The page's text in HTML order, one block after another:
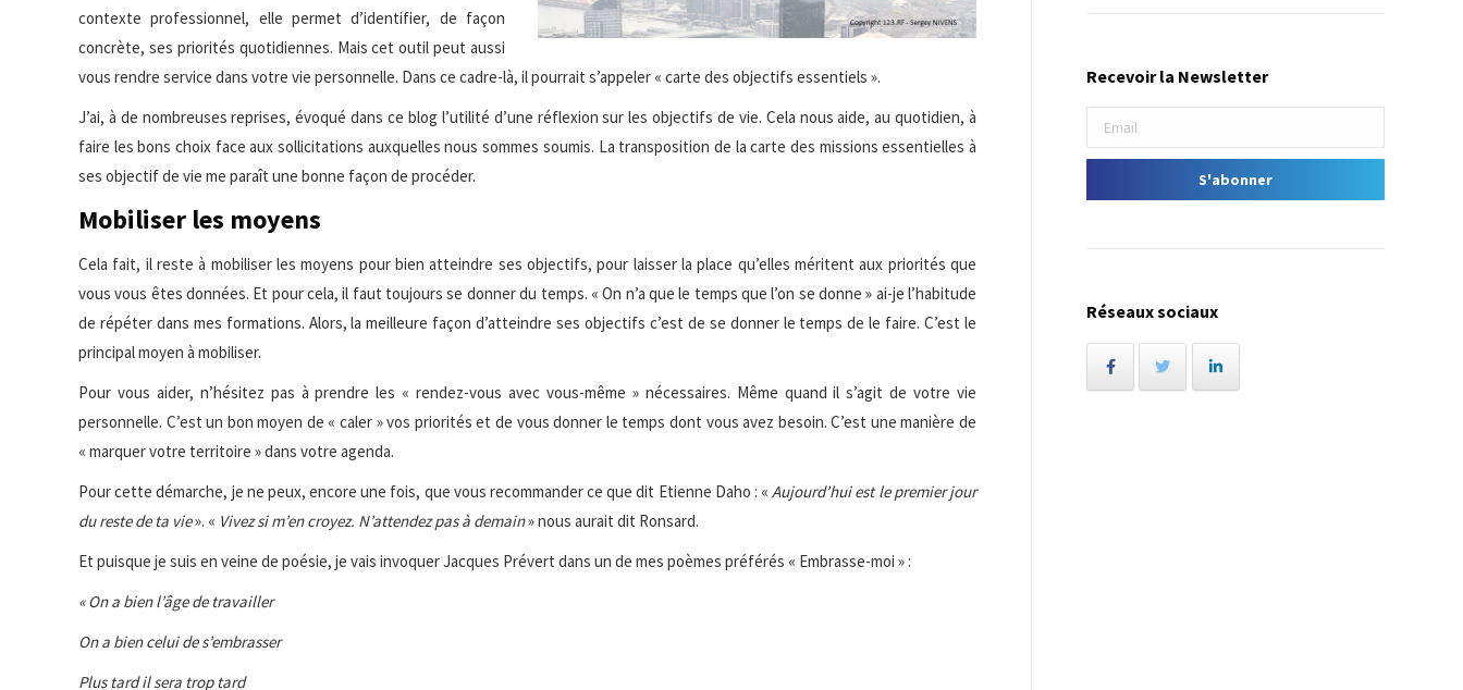
contexte professionnel, elle permet d’identifier, de façon
concrète, ses priorités quotidiennes. Mais cet outil peut aussi
vous rendre service dans votre vie personnelle. Dans ce cadre-là, il pourrait s’appeler « carte des objectifs essentiels ».
J’ai, à de nombreuses reprises, évoqué dans ce blog l’utilité d’une réflexion sur les objectifs de vie. Cela nous aide, au quotidien, à
faire les bons choix face aux sollicitations auxquelles nous sommes soumis. La transposition de la carte des missions essentielles à
ses objectif de vie me paraît une bonne façon de procéder.
Mobiliser les moyens
Cela fait, il reste à mobiliser les moyens pour bien atteindre ses objectifs, pour laisser la place qu’elles méritent aux priorités que
vous vous êtes données. Et pour cela, il faut toujours se donner du temps. « On n’a que le temps que l’on se donne » ai-je l’habitude
de répéter dans mes formations. Alors, la meilleure façon d’atteindre ses objectifs c’est de se donner le temps de le faire. C’est le
principal moyen à mobiliser.
Pour vous aider, n’hésitez pas à prendre les « rendez-vous avec vous-même » nécessaires. Même quand il s’agit de votre vie
personnelle. C’est un bon moyen de « caler » vos priorités et de vous donner le temps dont vous avez besoin. C’est une manière de
« marquer votre territoire » dans votre agenda.
Pour cette démarche, je ne peux, encore une fois, que vous recommander ce que dit Etienne Daho : «Aujourd’hui est le premier jour
du reste de ta vie». « Vivez si m’en croyez. N’attendez pas à demain» nous aurait dit Ronsard.
Et puisque je suis en veine de poésie, je vais invoquer Jacques Prévert dans un de mes poèmes préférés « Embrasse-moi » :
« On a bien l’âge de travailler
On a bien celui de s’embrasser
Plus tard il sera trop tard
Recevoir la Newsletter
Réseaux sociaux